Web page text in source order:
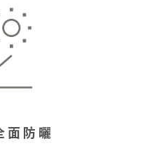
防曬